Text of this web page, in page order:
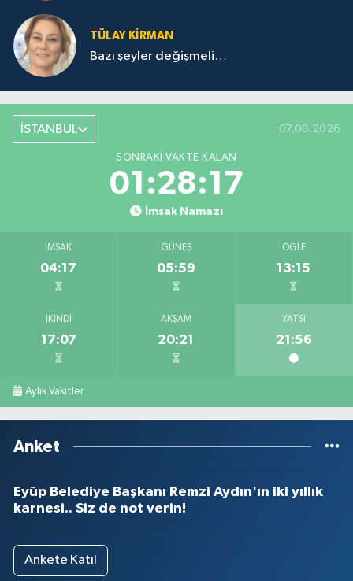
TÜLAY KİRMAN
Bazı şeyler değişmeli…
İSTANBUL 07.08.2026
SONRAKI VAKTE KALAN
01:28:17
İmsak Namazı
İMSAK
04:17
GÜNEŞ
05:59
ÖĞLE
13:15
İKINDI
17:07
AKŞAM
20:21
YATSI
21:56
Aylık Vakitler
Anket
Eyüp Belediye Başkanı Remzi Aydın'ın iki yıllık
karnesi.. Siz de not verin!
Ankete Katıl